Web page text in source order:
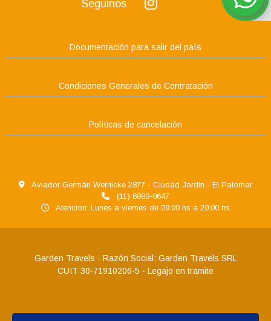
Seguinos
Documentación para salir del país
Condiciones Generales de Contratación
Políticas de cancelación
Aviador Germán Wernicke 2877 - Ciudad Jardin - El Palomar
(11) 6889-0647
Atencion: Lunes a viernes de 09:00 hs a 20:00 hs
Garden Travels - Razón Social: Garden Travels SRL
CUIT 30-71910206-5 - Legajo en tramite